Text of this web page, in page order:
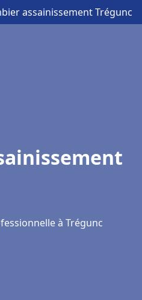
assainissement Trégunc
à Trégunc